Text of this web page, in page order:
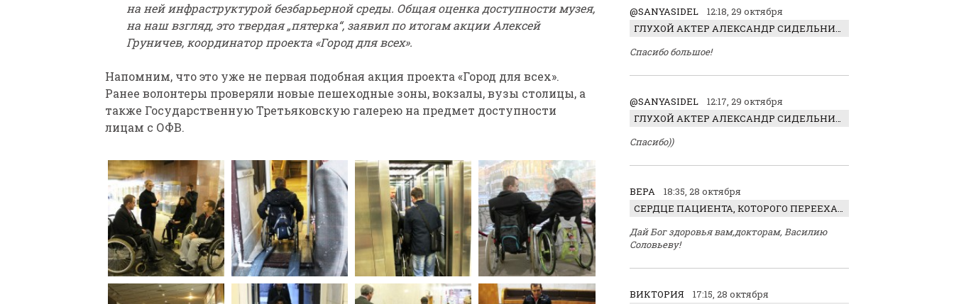
на ней инфраструктурой безбарьерной среды. Общая оценка доступности музея,
на наш взгляд, это твердая „пятерка“, заявил по итогам акции Алексей
Груничев, координатор проекта «Город для всех».
Напомним, что это уже не первая подобная акция проекта «Город для всех».
Ранее волонтеры проверяли новые пешеходные зоны, вокзалы, вузы столицы, а
также Государственную Третьяковскую галерею на предмет доступности
лицам с ОФВ.
@SANYASIDEL
12:18, 29 октября
ГЛУХОЙ АКТЕР АЛЕКСАНДР СИДЕЛЬНИКОВ: «С НАСЛАЖДЕНИЕМ ИГРАЛ ОТРИЦАТЕЛЬНОГО ГЕРОЯ!»
Спасибо большое!
@SANYASIDEL
12:17, 29 октября
ГЛУХОЙ АКТЕР АЛЕКСАНДР СИДЕЛЬНИКОВ: «С НАСЛАЖДЕНИЕМ ИГРАЛ ОТРИЦАТЕЛЬНОГО ГЕРОЯ!»
Спасибо))
ВЕРА
18:35, 28 октября
СЕРДЦЕ ПАЦИЕНТА, КОТОРОГО ПЕРЕЕХАЛ ТРАКТОР, ОБНАРУЖИЛИ… В ЖИВОТЕ
Дай Бог здоровья вам,докторам, Василию
Соловьеву!
ВИКТОРИЯ
17:15, 28 октября